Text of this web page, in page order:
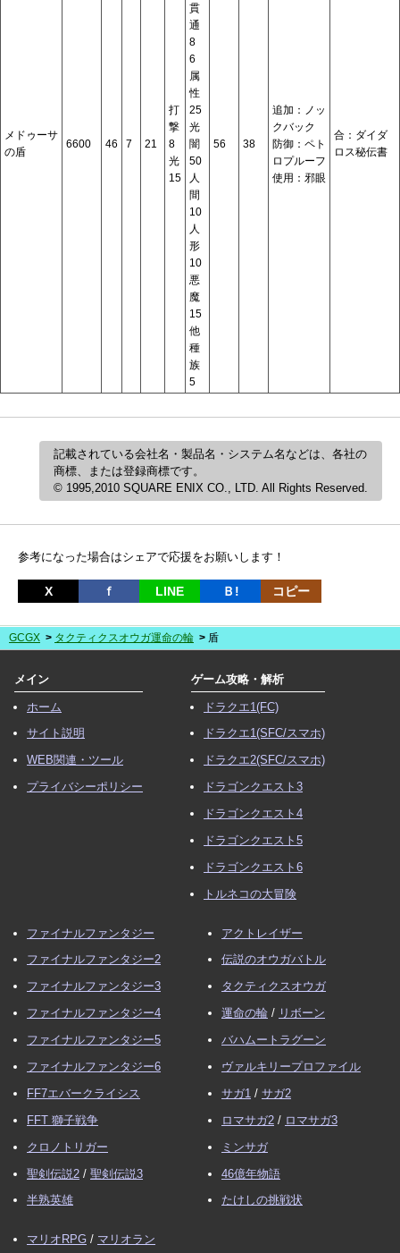
メドゥーサ
の盾
6600 46 7 21
打
撃
8
光
15
貫
通
8
6
属
性
25
光
闇
50
人
間
10
人
形
10
悪
魔
15
他
種
族
5
56 38
追加：ノッ
クバック
防御：ペト
ロプルーフ
使用：邪眼
合：ダイダ
ロス秘伝書
記載されている会社名・製品名・システム名などは、各社の
商標、または登録商標です。
© 1995,2010 SQUARE ENIX CO., LTD. All Rights Reserved.
参考になった場合はシェアで応援をお願いします！
X ｆ LINE Ｂ! コピー
GCGX タクティクスオウガ運命の輪 盾
メイン
ホーム
サイト説明
WEB関連・ツール
プライバシーポリシー
ゲーム攻略・解析
ドラクエ1(FC)
ドラクエ1(SFC/スマホ)
ドラクエ2(SFC/スマホ)
ドラゴンクエスト3
ドラゴンクエスト4
ドラゴンクエスト5
ドラゴンクエスト6
トルネコの大冒険
ファイナルファンタジー
ファイナルファンタジー2
ファイナルファンタジー3
ファイナルファンタジー4
ファイナルファンタジー5
ファイナルファンタジー6
FF7エバークライシス
FFT 獅子戦争
クロノトリガー
聖剣伝説2 / 聖剣伝説3
半熟英雄
アクトレイザー
伝説のオウガバトル
タクティクスオウガ
運命の輪 / リボーン
バハムートラグーン
ヴァルキリープロファイル
サガ1 / サガ2
ロマサガ2 / ロマサガ3
ミンサガ
46億年物語
たけしの挑戦状
マリオRPG / マリオラン